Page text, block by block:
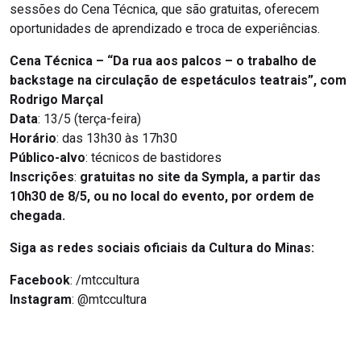
sessões do Cena Técnica, que são gratuitas, oferecem
oportunidades de aprendizado e troca de experiências.
Cena Técnica – “Da rua aos palcos – o trabalho de
backstage na circulação de espetáculos teatrais”, com
Rodrigo Marçal
Data: 13/5 (terça-feira)
Horário: das 13h30 às 17h30
Público-alvo: técnicos de bastidores
Inscrições: gratuitas no site da Sympla, a partir das
10h30 de 8/5, ou no local do evento, por ordem de
chegada.
Siga as redes sociais oficiais da Cultura do Minas:
Facebook: /mtccultura
Instagram: @mtccultura